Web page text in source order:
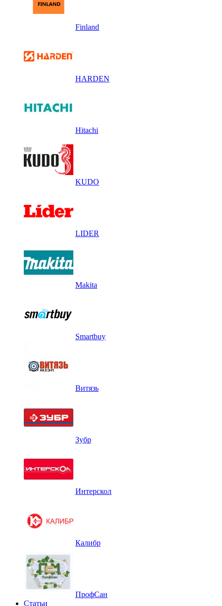
Finland
HARDEN
Hitachi
KUDO
LIDER
Makita
Smartbuy
Витязь
Зубр
Интерскол
Калибр
ПрофСан
Статьи